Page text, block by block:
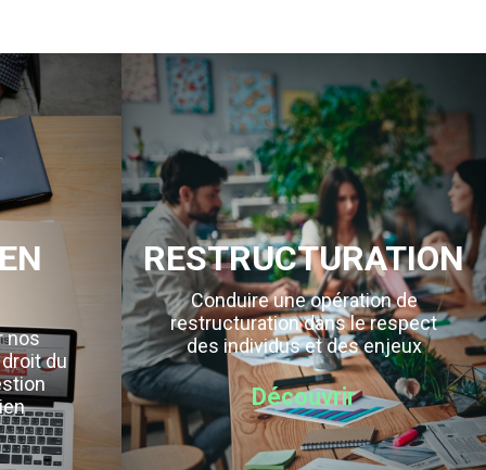
nos
du
RESTRUCTURATION
Conduire une opération de
restructuration dans le respect
des individus et des enjeux
Découvrir